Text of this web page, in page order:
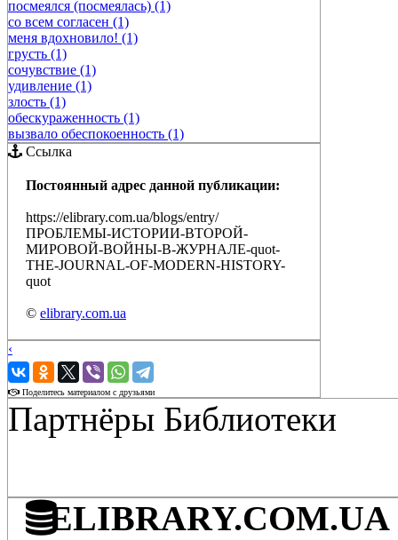
посмеялся (посмеялась) (1)
со всем согласен (1)
меня вдохновило! (1)
грусть (1)
сочувствие (1)
удивление (1)
злость (1)
обескураженность (1)
вызвало обеспокоенность (1)
Ссылка
Постоянный адрес данной публикации:
https://elibrary.com.ua/blogs/entry/
ПРОБЛЕМЫ-ИСТОРИИ-ВТОРОЙ-
МИРОВОЙ-ВОЙНЫ-В-ЖУРНАЛЕ-quot-
THE-JOURNAL-OF-MODERN-HISTORY-
quot
© elibrary.com.ua
‹
›
Поделитесь материалом с друзьями
Партнёры Библиотеки
ELIBRARY.COM.UA